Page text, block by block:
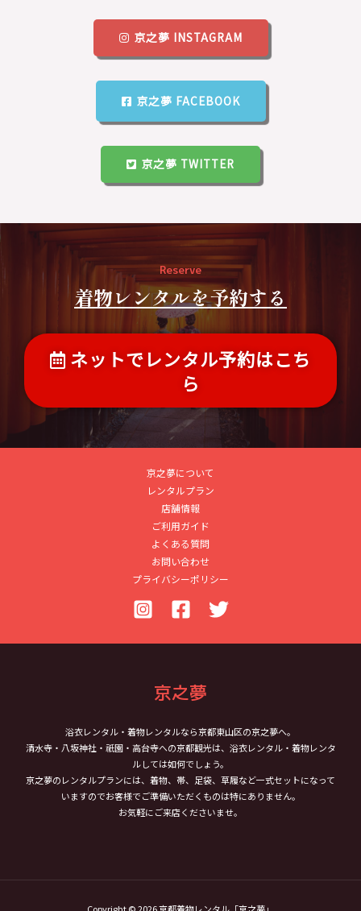
京之夢 INSTAGRAM
京之夢 FACEBOOK
京之夢 TWITTER
Reserve
着物レンタルを予約する
ネットでレンタル予約はこち
ら
京之夢について
レンタルプラン
店舗情報
ご利用ガイド
よくある質問
お問い合わせ
プライバシーポリシー
京之夢
浴衣レンタル・着物レンタルなら京都東山区の京之夢へ。
清水寺・八坂神社・祇園・高台寺への京都観光は、浴衣レンタル・着物レンタ
ルしては如何でしょう。
京之夢のレンタルプランには、着物、帯、足袋、草履など一式セットになって
いますのでお客様でご準備いただくものは特にありません。
お気軽にご来店くださいませ。
Copyright © 2026 京都着物レンタル「京之夢」